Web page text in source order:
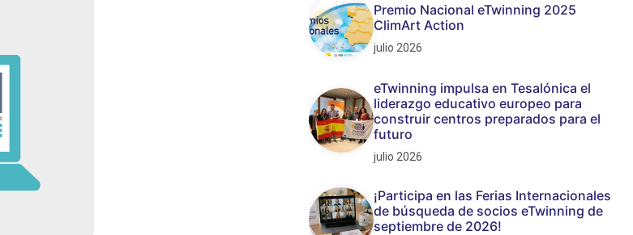
Premio Nacional eTwinning 2025
ClimArt Action
julio 2026
eTwinning impulsa en Tesalónica el
liderazgo educativo europeo para
construir centros preparados para el
futuro
julio 2026
¡Participa en las Ferias Internacionales
de búsqueda de socios eTwinning de
septiembre de 2026!